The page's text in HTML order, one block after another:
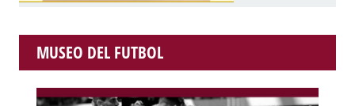
MUSEO DEL FUTBOL